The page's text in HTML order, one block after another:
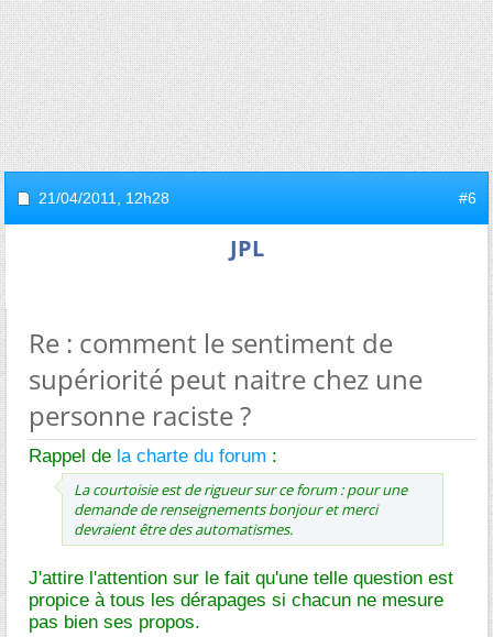
21/04/2011, 12h28 #6
JPL
Re : comment le sentiment de
supériorité peut naitre chez une
personne raciste ?
Rappel de la charte du forum :
La courtoisie est de rigueur sur ce forum : pour une
demande de renseignements bonjour et merci
devraient être des automatismes.
J'attire l'attention sur le fait qu'une telle question est
propice à tous les dérapages si chacun ne mesure
pas bien ses propos.